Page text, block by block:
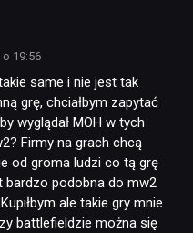
19:56
same i nie jest tak
grę, chciałbym zapytać
wyglądał MOH w tych
Firmy na grach chcą
od groma ludzi co tą grę
bardzo podobna do mw2
ale takie gry mnie
battlefieldzie można się